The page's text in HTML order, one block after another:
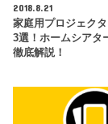
2018.8.21
家庭用プロジェク
3選！ホームシアタ
徹底解説！